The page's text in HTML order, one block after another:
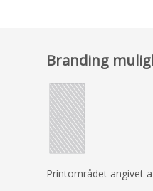
Branding
Printområdet angivet